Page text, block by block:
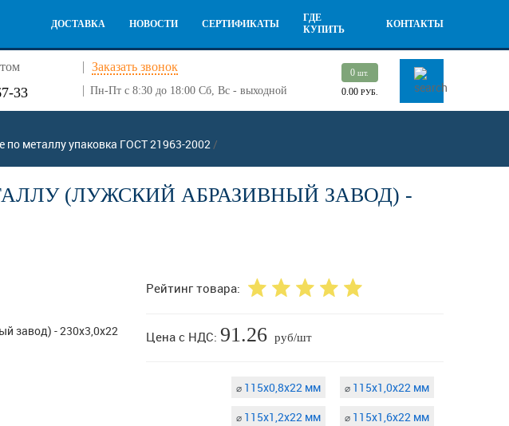
ДОСТАВКА НОВОСТИ СЕРТИФИКАТЫ
ГДЕ
КУПИТЬ
КОНТАКТЫ
Заказать звонок
33 Пн-Пт с 8:30 до 18:00 Сб, Вс - выходной
0шт.
0.00 РУБ.
по металлу упаковка ГОСТ 21963-2002/
(ЛУЖСКИЙ АБРАЗИВНЫЙ ЗАВОД) -
Рейтинг товара:
Цена с НДС: 91.26 руб/шт
⌀115х0,8х22 мм ⌀115х1,0х22 мм
⌀115х1,2х22 мм ⌀115х1,6х22 мм